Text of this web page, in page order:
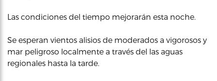
Las condiciones del tiempo mejorarán esta noche.
Se esperan vientos alisios de moderados a vigorosos y
mar peligroso localmente a través del las aguas
regionales hasta la tarde.